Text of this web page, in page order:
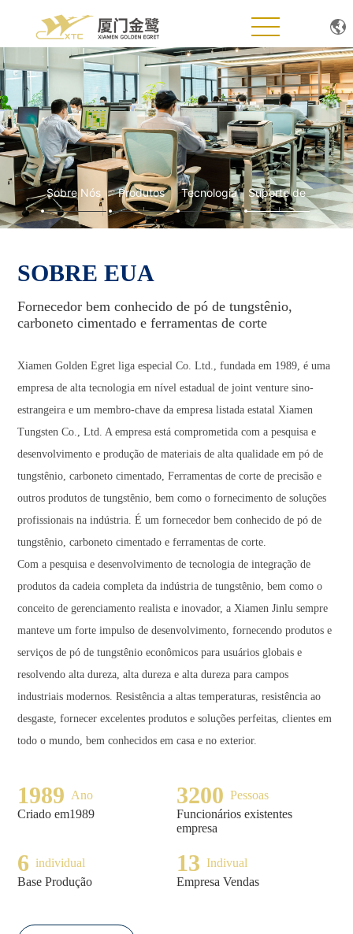
Casa
Sobre Nós
Produtos
Tecnologia
Notícias
Suporte ao Serviço
Junte-se a nós
Sobre Nós Produtos Tecnologia Suporte de
Serviço
SOBRE EUA
Fornecedor bem conhecido de pó de tungstênio,
carboneto cimentado e ferramentas de corte
Xiamen Golden Egret liga especial Co. Ltd., fundada em 1989, é uma
empresa de alta tecnologia em nível estadual de joint venture sino-
estrangeira e um membro-chave da empresa listada estatal Xiamen
Tungsten Co., Ltd. A empresa está comprometida com a pesquisa e
desenvolvimento e produção de materiais de alta qualidade em pó de
tungstênio, carboneto cimentado, Ferramentas de corte de precisão e
outros produtos de tungstênio, bem como o fornecimento de soluções
profissionais na indústria. É um fornecedor bem conhecido de pó de
tungstênio, carboneto cimentado e ferramentas de corte.
Com a pesquisa e desenvolvimento de tecnologia de integração de
produtos da cadeia completa da indústria de tungstênio, bem como o
conceito de gerenciamento realista e inovador, a Xiamen Jinlu sempre
manteve um forte impulso de desenvolvimento, fornecendo produtos e
serviços de pó de tungstênio econômicos para usuários globais e
resolvendo alta dureza, alta dureza e alta dureza para campos
industriais modernos. Resistência a altas temperaturas, resistência ao
desgaste, fornecer excelentes produtos e soluções perfeitas, clientes em
todo o mundo, bem conhecidos em casa e no exterior.
1989 Ano
Criado em1989
3200 Pessoas
Funcionários existentes
empresa
6 individual
Base Produção
13 Indivual
Empresa Vendas